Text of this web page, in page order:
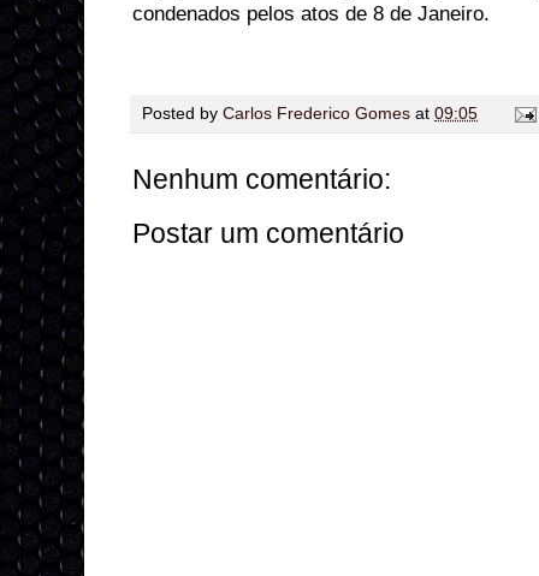
condenados pelos atos de 8 de Janeiro.
Posted by Carlos Frederico Gomes at 09:05
Nenhum comentário:
Postar um comentário